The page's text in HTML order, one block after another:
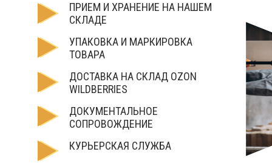
ПРИЕМ И ХРАНЕНИЕ НА НАШЕМ
СКЛАДЕ
УПАКОВКА И МАРКИРОВКА
ТОВАРА
ДОСТАВКА НА СКЛАД OZON
WILDBERRIES
ДОКУМЕНТАЛЬНОЕ
СОПРОВОЖДЕНИЕ
КУРЬЕРСКАЯ СЛУЖБА